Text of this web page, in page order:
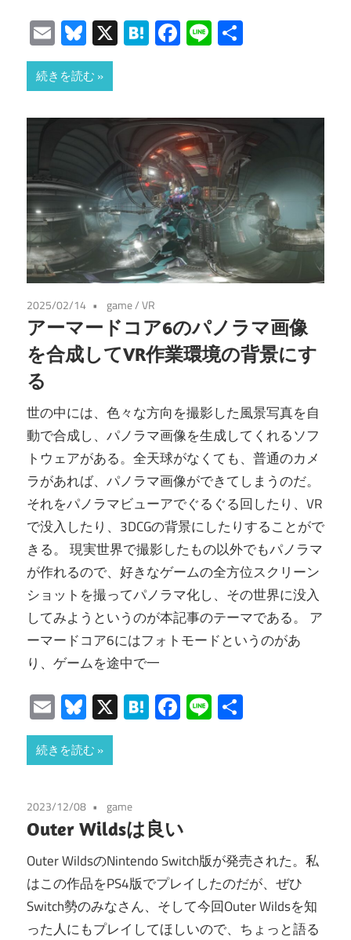
EmailBluesky
X Hatena
Facebook
Line
続きを読む
2025/02/14 game/VR
アーマードコア6のパノラマ画像
を合成してVR作業環境の背景にす
る
世の中には、色々な方向を撮影した風景写真を自
動で合成し、パノラマ画像を生成してくれるソフ
トウェアがある。全天球がなくても、普通のカメ
ラがあれば、パノラマ画像ができてしまうのだ。
それをパノラマビューアでぐるぐる回したり、VR
で没入したり、3DCGの背景にしたりすることがで
きる。 現実世界で撮影したもの以外でもパノラマ
が作れるので、好きなゲームの全方位スクリーン
ショットを撮ってパノラマ化し、その世界に没入
してみようというのが本記事のテーマである。 ア
ーマードコア6にはフォトモードというのがあ
り、ゲームを途中で一
EmailBluesky
X Hatena
Facebook
Line
続きを読む
2023/12/08 game
Outer Wildsは良い
Outer WildsのNintendo Switch版が発売された。私
はこの作品をPS4版でプレイしたのだが、ぜひ
Switch勢のみなさん、そして今回Outer Wildsを知
った人にもプレイしてほしいので、ちょっと語る